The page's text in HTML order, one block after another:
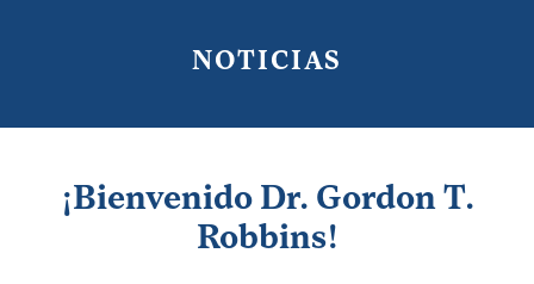
NOTICIAS
¡Bienvenido Dr. Gordon T.
Robbins!